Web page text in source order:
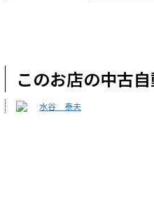
このお店の中古
水谷 泰夫